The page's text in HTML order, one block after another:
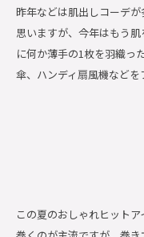
昨年などは肌出しコーデ
思いますが、今年はもう
に何か薄手の1枚を羽織っ
傘、ハンディ扇風機などを
この夏のおしゃれヒット